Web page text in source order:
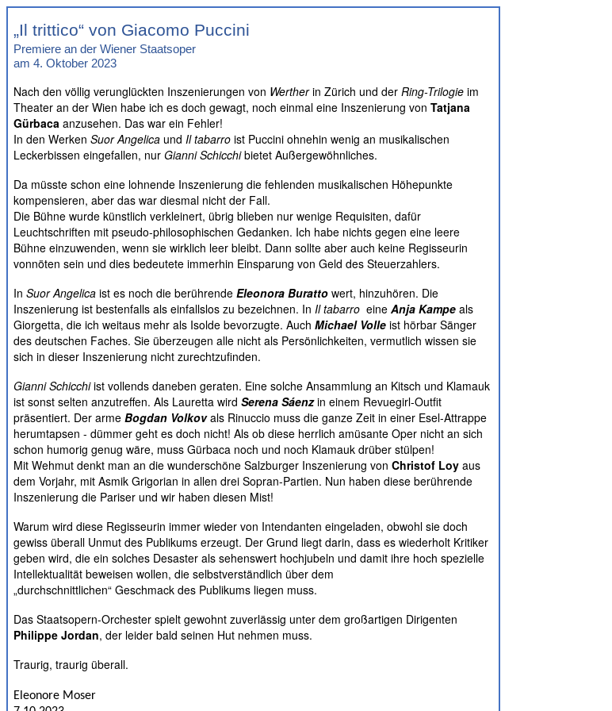
„Iltrittico“ von Giacomo Puccini
Premiere an der Wiener Staatsoper
am 4. Oktober 2023
Nach den völlig verunglückten Inszenierungen von Werther in Zürich und der Ring-Trilogie im
Theater an der Wien habe ich es doch gewagt, noch einmal eine Inszenierung vonTatjana
Gürbaca anzusehen. Das war ein Fehler!
In den Werken SuorAngelica und Iltabarro ist Puccini ohnehin wenig an musikalischen
Leckerbissen eingefallen, nur GianniSchicchi bietet Außergewöhnliches.
Da müsste schon eine lohnende Inszenierung die fehlenden musikalischen Höhepunkte
kompensieren, aber das war diesmal nicht der Fall.
Die Bühne wurde künstlich verkleinert, übrig blieben nur wenige Requisiten, dafür
Leuchtschriften mit pseudo-philosophischen Gedanken. Ich habe nichts gegen eine leere
Bühne einzuwenden, wenn sie wirklich leer bleibt. Dann sollte aber auch keine Regisseurin
vonnöten sein und dies bedeutete immerhin Einsparung von Geld des Steuerzahlers.
In SuorAngelica ist es noch die berührende EleonoraBuratto wert, hinzuhören. Die
Inszenierung ist bestenfalls als einfallslos zu bezeichnen. In Iltabarro eine Anja Kampe als
Giorgetta, die ich weitaus mehr als Isolde bevorzugte. Auch Michael Volle ist hörbar Sänger
des deutschen Faches. Sie überzeugen alle nicht als Persönlichkeiten, vermutlich wissen sie
sich in dieser Inszenierung nicht zurechtzufinden.
GianniSchicchi ist vollends daneben geraten. Eine solche Ansammlung an Kitsch und Klamauk
ist sonst selten anzutreffen. Als Lauretta wird Serena Sáenz in einem Revuegirl-Outfit
präsentiert. Der arme Bogdan Volkov als Rinuccio muss die ganze Zeit in einer Esel-Attrappe
herumtapsen - dümmer geht es doch nicht! Als ob diese herrlich amüsante Oper nicht an sich
schon humorig genug wäre, mussGürbaca noch und noch Klamauk drüber stülpen!
Mit Wehmut denkt man an die wunderschöne Salzburger Inszenierung vonChristof Loy aus
dem Vorjahr, mitAsmik Grigorian in allen drei Sopran-Partien. Nun haben diese berührende
Inszenierung die Pariser und wir haben diesen Mist!
Warum wird diese Regisseurin immer wieder von Intendanten eingeladen, obwohl sie doch
gewiss überall Unmut des Publikums erzeugt. Der Grund liegt darin, dass es wiederholt Kritiker
geben wird, die ein solches Desaster als sehenswert hochjubeln und damit ihre hoch spezielle
Intellektualität beweisen wollen, die selbstverständlich über dem
„durchschnittlichen“ Geschmack des Publikums liegen muss.
Das Staatsopern-Orchester spielt gewohnt zuverlässig unter dem großartigen Dirigenten
Philippe Jordan, der leider bald seinen Hut nehmen muss.
Traurig, traurig überall.
Eleonore Moser